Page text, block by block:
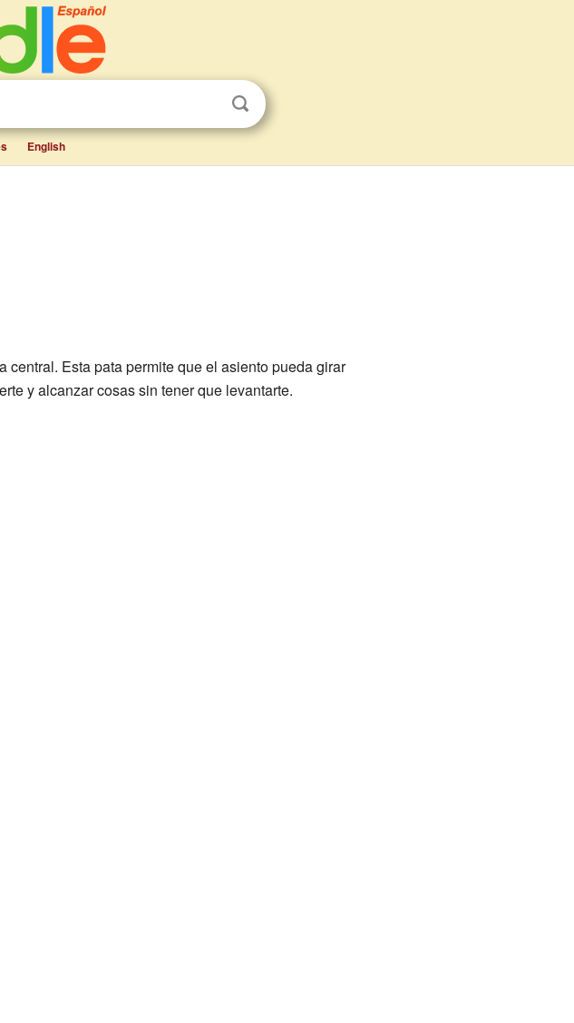
English
Esta pata permite que el asiento pueda girar
y alcanzar cosas sin tener que levantarte.